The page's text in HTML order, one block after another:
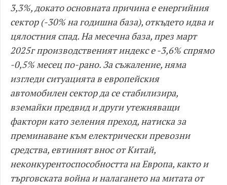
3,3%, докато основната причина е енергийния
сектор (-30% на годишна база), откъдето идва и
цялостния спад. На месечна база, през март
2025г производственият индекс е -3,6% спрямо
-0,5% месец по-рано. За съжаление, няма
изгледи ситуацията в европейския
автомобилен сектор да се стабилизира,
вземайки предвид и други утежняващи
фактори като зеления преход, натиска за
преминаване към електрически превозни
средства, евтиният внос от Китай,
неконкурентоспособността на Европа, както и
търговската война и налагането на митата от